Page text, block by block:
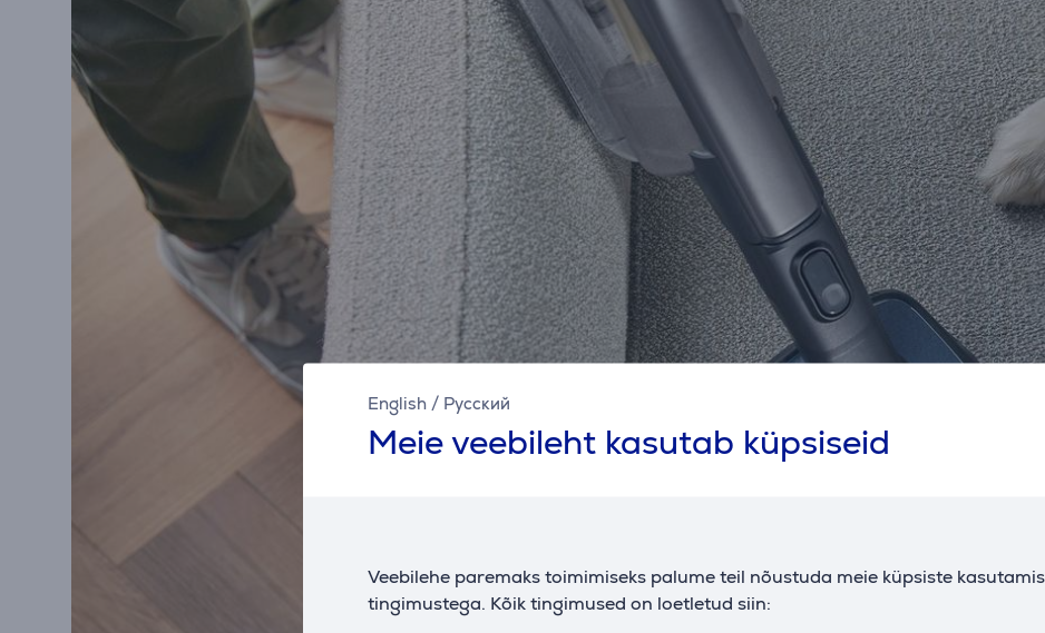
English / Русский
Meie veebileht kasutab küpsiseid
Veebilehe paremaks toimimiseks palume teil nõustuda meie küpsiste
tingimustega. Kõik tingimused on loetletud siin: